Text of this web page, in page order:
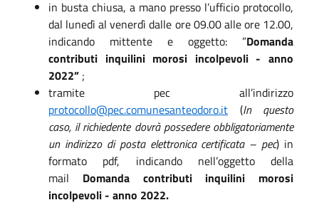
in busta chiusa, a mano presso l’ufficio protocollo,
dal lunedì al venerdì dalle ore 09.00 alle ore 12.00,
indicando mittente e oggetto: ”Domanda
contributi inquilini morosi incolpevoli - anno
2022” ;
tramite pec all’indirizzo
protocollo@pec.comunesanteodoro.it (In questo
caso, il richiedente dovrà possedere obbligatoriamente
un indirizzo di posta elettronica certificata – pec) in
formato pdf, indicando nell’oggetto della
mail Domanda contributi inquilini morosi
incolpevoli - anno 2022.